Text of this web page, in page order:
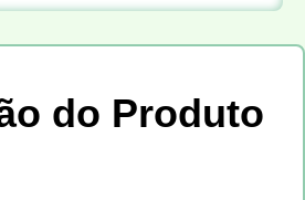
do Produto